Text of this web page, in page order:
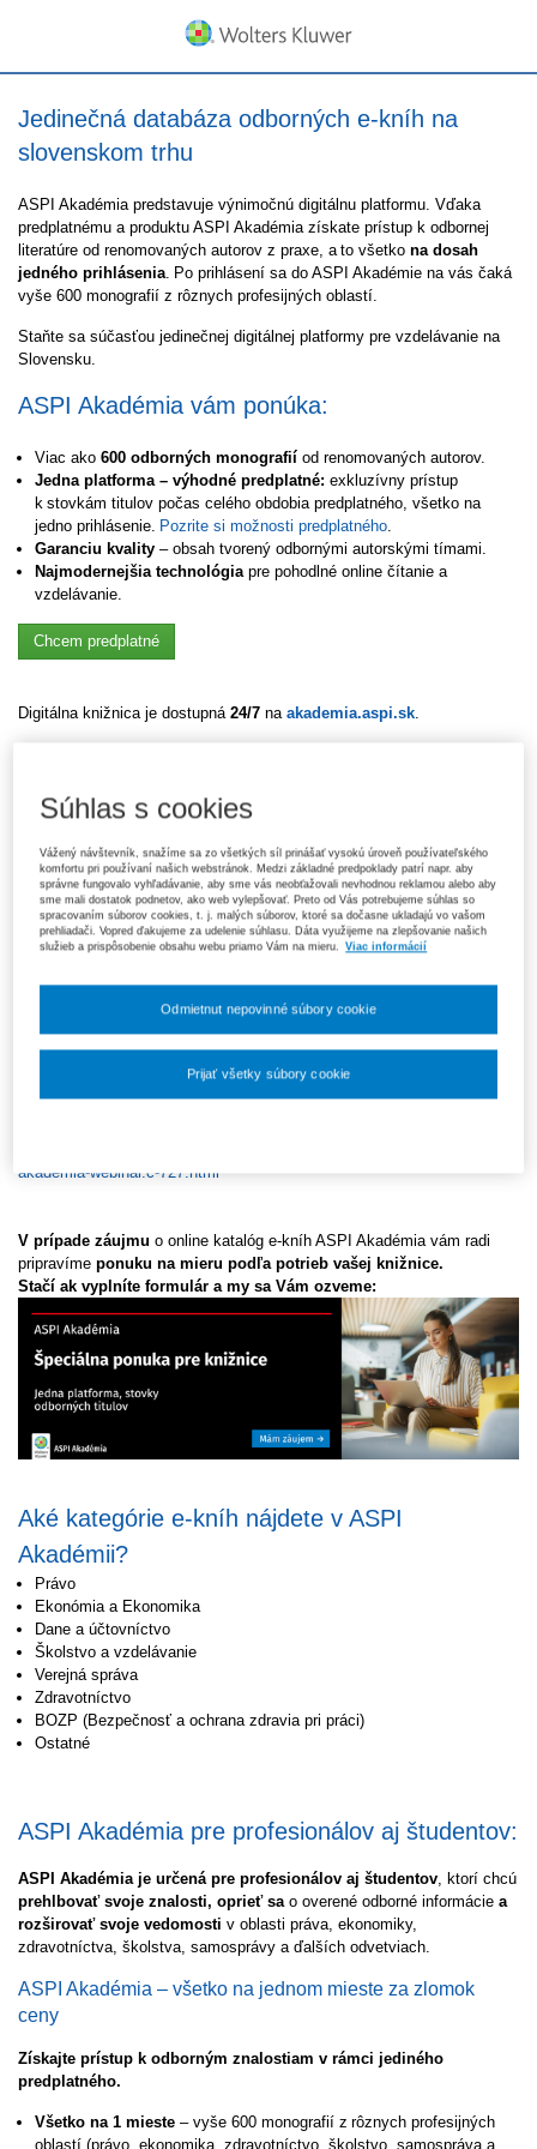
Jedinečná databáza odborných e-kníh na
slovenskom trhu
ASPI Akadémia predstavuje výnimočnú digitálnu platformu. Vďaka
predplatnému a produktu ASPI Akadémia získate prístup k odbornej
literatúre od renomovaných autorov z praxe, a to všetko na dosah
jedného prihlásenia . Po prihlásení sa do ASPI Akadémie na vás čaká
vyše 600 monografií z rôznych profesijných oblastí.
Staňte sa súčasťou jedinečnej digitálnej platformy pre vzdelávanie na
Slovensku.
ASPI Akadémia vám ponúka:
Viac ako600 odborných monografií od renomovaných autorov.
Jedna platforma–výhodné predplatné: exkluzívny prístup
k stovkám titulov počas celého obdobia predplatného, všetko na
jedno prihlásenie. Pozrite si možnosti predplatného
Garanciu kvality –obsah tvorený odbornými autorskými tímami.
Najmodernejšia technológia pre pohodlné online čítanie a
vzdelávanie.
Chcem predplatné
Digitálna knižnica je dostupná 24/7 na akademia.aspi.sk
Knižnice v modernej digitálnej ére!
čitateľov.
Výhody:
prístup k aktuálnemu a odbornému obsahu
jednoduché využitie bez náročnej implementácie
Pozrite si záznam z webinára a dozviete sadetaily o tom, ako môže
ASPI Akadémia fungovať priamo vo vašej knižnici.
akademia-webinar.c-727.html
V prípade záujmu o online katalóg e-kníh ASPI Akadémia vám radi
pripravíme ponuku na mieru podľa potrieb vašej knižnice.
Stačí ak vyplníte formulár a my sa Vám ozveme:
Aké kategórie e-kníh nájdete v ASPI
Akadémii?
Právo
Ekonómia a Ekonomika
Dane a účtovníctvo
Školstvo a vzdelávanie
Verejná správa
Zdravotníctvo
BOZP (Bezpečnosť a ochrana zdravia pri práci)
Ostatné
ASPI Akadémia pre profesionálov aj študentov:
ASPI Akadémia je určená pre profesionálov aj študentov, ktorí chcú
prehlbovať svoje znalosti, oprieť sao overené odborné informácie a
rozširovať svoje vedomosti v oblasti práva, ekonomiky,
zdravotníctva, školstva, samosprávy a ďalších odvetviach.
ASPI Akadémia – všetko na jednom mieste za zlomok
ceny
Získajte prístup k odborným znalostiam v rámci jediného
predplatného.
Všetko na 1 mieste – vyše 600 monografií z rôznych profesijných
oblastí (právo, ekonomika, zdravotníctvo, školstvo, samospráva a
Súhlas s cookies
Vážený návštevník, snažíme sa zo všetkých síl prinášať vysokú úroveň používateľského
komfortu pri používaní našich webstránok. Medzi základné predpoklady patrí napr. aby
správne fungovalo vyhľadávanie, aby sme vás neobťažovali nevhodnou reklamou alebo aby
sme mali dostatok podnetov, ako web vylepšovať. Preto od Vás potrebujeme súhlas so
spracovaním súborov cookies, t. j. malých súborov, ktoré sa dočasne ukladajú vo vašom
prehliadači. Vopred ďakujeme za udelenie súhlasu. Dáta využijeme na zlepšovanie našich
služieb a prispôsobenie obsahu webu priamo Vám na mieru.
Viac informácií
Odmietnut nepovinné súbory cookie
Prijať všetky súbory cookie